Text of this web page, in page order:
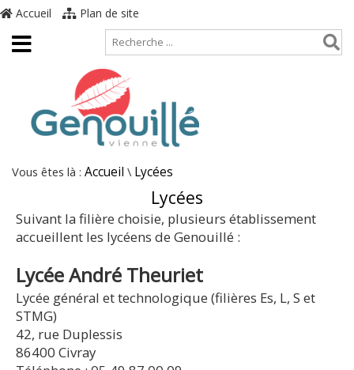
Accueil Plan de site
Vous êtes là : Accueil \ Lycées
Lycées
Suivant la filière choisie, plusieurs établissement
accueillent les lycéens de Genouillé :
Lycée André Theuriet
Lycée général et technologique (filières Es, L, S et
STMG)
42, rue Duplessis
86400 Civray